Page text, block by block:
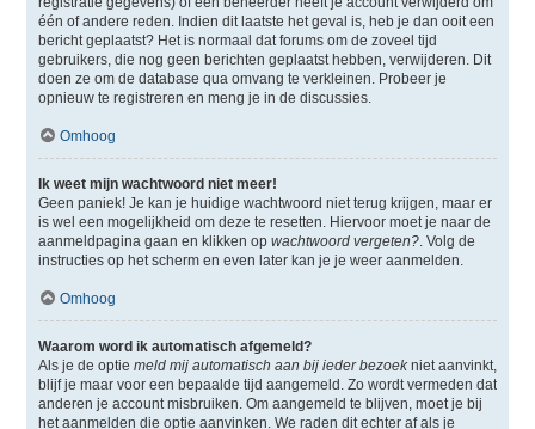
één of andere reden. Indien dit laatste het geval is, heb je dan ooit een
bericht geplaatst? Het is normaal dat forums om de zoveel tijd
gebruikers, die nog geen berichten geplaatst hebben, verwijderen. Dit
doen ze om de database qua omvang te verkleinen. Probeer je
opnieuw te registreren en meng je in de discussies.
Omhoog
Ik weet mijn wachtwoord niet meer!
Geen paniek! Je kan je huidige wachtwoord niet terug krijgen, maar er
is wel een mogelijkheid om deze te resetten. Hiervoor moet je naar de
aanmeldpagina gaan en klikken op wachtwoord vergeten?. Volg de
instructies op het scherm en even later kan je je weer aanmelden.
Omhoog
Waarom word ik automatisch afgemeld?
Als je de optie meld mij automatisch aan bij ieder bezoekniet aanvinkt,
blijf je maar voor een bepaalde tijd aangemeld. Zo wordt vermeden dat
anderen je account misbruiken. Om aangemeld te blijven, moet je bij
het aanmelden die optie aanvinken. We raden dit echter af als je